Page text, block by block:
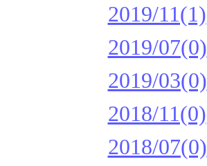
2019/11(1)
2019/07(0)
2019/03(0)
2018/11(0)
2018/07(0)